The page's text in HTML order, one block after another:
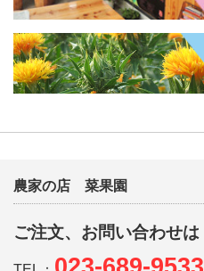
農家の店 菜果園
ご注文、お問い合わせは